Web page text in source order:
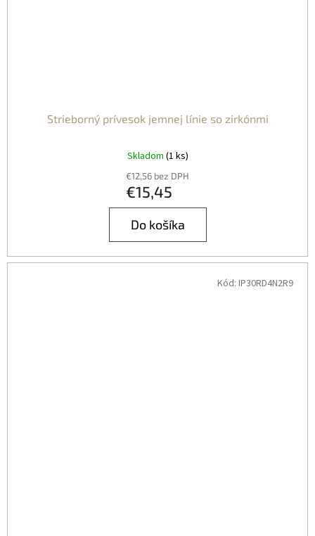
Strieborný prívesok jemnej línie so zirkónmi
Skladom (1 ks)
€12,56 bez DPH
€15,45
Do košíka
Kód: IP30RD4N2R9